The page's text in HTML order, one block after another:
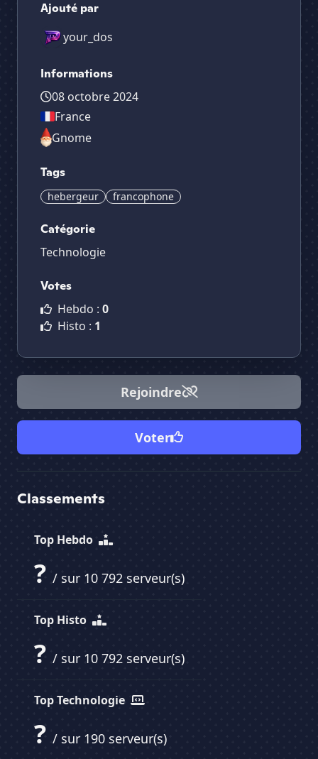
Ajouté par
your_dos
Informations
08 octobre 2024
France
Gnome
Tags
hebergeur francophone
Catégorie
Technologie
Votes
Hebdo : 0
Histo : 1
Rejoindre
Voter
Classements
Top Hebdo
? / sur 10 792 serveur(s)
Top Histo
? / sur 10 792 serveur(s)
Top Technologie
? / sur 190 serveur(s)